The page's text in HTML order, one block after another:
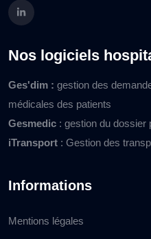
Nos logiciels
Ges'dim : gestion des
médicales des patients
Gesmedic : gestion du dossier
iTransport : Gestion des
Informations
Mentions légales